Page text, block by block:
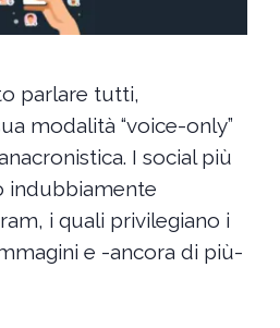
parlare tutti,
modalità “voice-only”
I social più
indubbiamente
i quali privilegiano i
e -ancora di più-